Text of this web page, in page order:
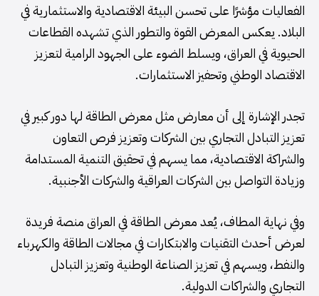
الفعاليات مؤشرًا على تحسن البيئة الاقتصادية والاستثمارية في
البلاد. يعكس المعرض القوة والتطور الذي تشهده القطاعات
الحيوية في العراق، ويسلط الضوء على الجهود الرامية لتعزيز
الاقتصاد الوطني وتحفيز الاستثمارات.
تجدر الإشارة إلى أن معارض مثل معرض الطاقة لها دور كبير في
تعزيز التبادل التجاري بين الشركات وتعزيز فرص التعاون
والشراكة الاقتصادية، مما يسهم في تحقيق التنمية المستدامة
وزيادة التواصل بين الشركات العراقية والشركات الأجنبية.
وفي نهاية المطاف، يُعد معرض الطاقة في العراق منصة فريدة
لعرض أحدث التقنيات والابتكارات في مجالات الطاقة والكهرباء
والنفط، ويسهم في تعزيز الصناعة الوطنية وتعزيز التبادل
التجاري والشراكات الدولية.